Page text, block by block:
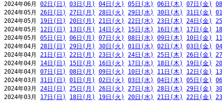
2024年06月 02日(日) 03日(月) 04日(火) 05日(水) 06日(木) 07日(金)
2024年05月 26日(日) 27日(月) 28日(火) 29日(水) 30日(木) 31日(金)
2024年05月 19日(日) 20日(月) 21日(火) 22日(水) 23日(木) 24日(金)
2024年05月 12日(日) 13日(月) 14日(火) 15日(水) 16日(木) 17日(金)
2024年05月 05日(日) 06日(月) 07日(火) 08日(水) 09日(木) 10日(金)
2024年04月 28日(日) 29日(月) 30日(火) 01日(水) 02日(木) 03日(金)
2024年04月 21日(日) 22日(月) 23日(火) 24日(水) 25日(木) 26日(金)
2024年04月 14日(日) 15日(月) 16日(火) 17日(水) 18日(木) 19日(金)
2024年04月 07日(日) 08日(月) 09日(火) 10日(水) 11日(木) 12日(金)
2024年03月 31日(日) 01日(月) 02日(火) 03日(水) 04日(木) 05日(金)
2024年03月 24日(日) 25日(月) 26日(火) 27日(水) 28日(木) 29日(金)
2024年03月 17日(日) 18日(月) 19日(火) 20日(水) 21日(木) 22日(金)